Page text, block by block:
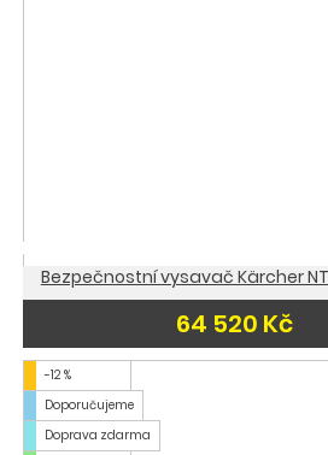
Bezpečnostní vysavač Kärcher NT
64 520 Kč
-12 %
Doporučujeme
Doprava zdarma